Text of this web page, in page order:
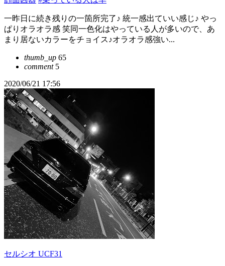
一昨日に続き残りの一箇所完了♪ 統一感出ていい感じ♪ やっ
ぱりオラオラ感 笑同一色化はやっている人が多いので、あ
まり居ないカラーをチョイス♪オラオラ感強い...
thumb_up 65
comment5
2020/06/21 17:56
セルシオ UCF31